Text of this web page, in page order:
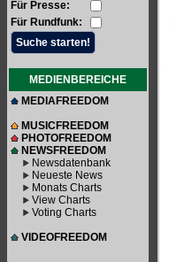
Für Presse:
Für Rundfunk:
MEDIENBEREICHE
MEDIAFREEDOM
MUSICFREEDOM
PHOTOFREEDOM
NEWSFREEDOM
Newsdatenbank
Neueste News
Monats Charts
View Charts
Voting Charts
VIDEOFREEDOM